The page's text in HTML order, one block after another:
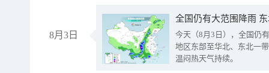
8月3日
全国仍有大范围降雨
今天（8月3日），全国仍
地区东部至华北、东北一
温闷热天气持续。